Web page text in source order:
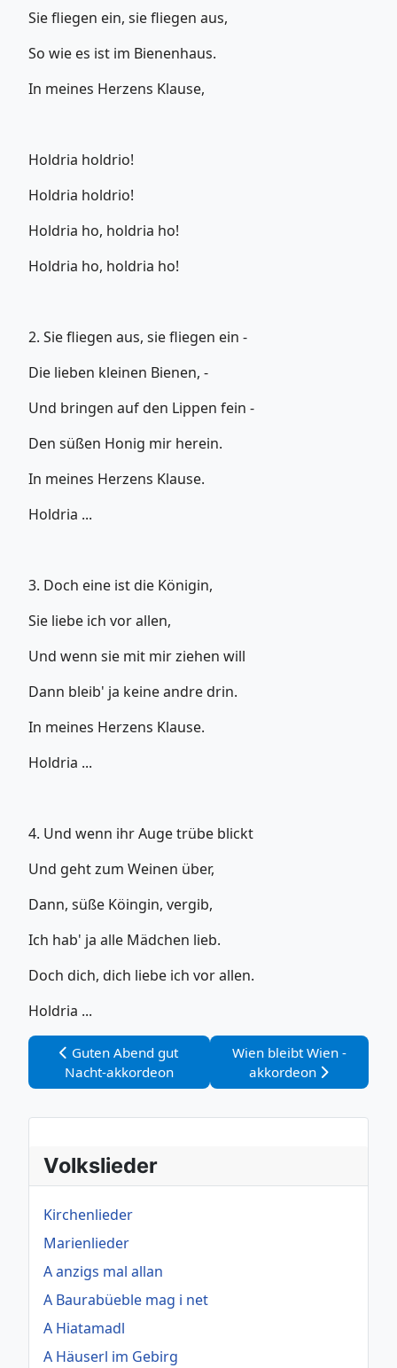
Sie fliegen ein, sie fliegen aus,
So wie es ist im Bienenhaus.
In meines Herzens Klause,
Holdria holdrio!
Holdria holdrio!
Holdria ho, holdria ho!
Holdria ho, holdria ho!
2. Sie fliegen aus, sie fliegen ein -
Die lieben kleinen Bienen, -
Und bringen auf den Lippen fein -
Den süßen Honig mir herein.
In meines Herzens Klause.
Holdria ...
3. Doch eine ist die Königin,
Sie liebe ich vor allen,
Und wenn sie mit mir ziehen will
Dann bleib' ja keine andre drin.
In meines Herzens Klause.
Holdria ...
4. Und wenn ihr Auge trübe blickt
Und geht zum Weinen über,
Dann, süße Köingin, vergib,
Ich hab' ja alle Mädchen lieb.
Doch dich, dich liebe ich vor allen.
Holdria ...
Vorheriger Beitrag: Guten Abend gut Nacht-
Guten Abend gut
Nacht-akkordeon
Nächster Beitrag: Wien
Wien bleibt Wien -
akkordeon
Volkslieder
Kirchenlieder
Marienlieder
A anzigs mal allan
A Baurabüeble mag i net
A Hiatamadl
A Häuserl im Gebirg